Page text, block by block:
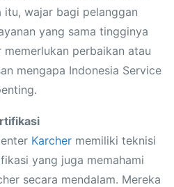
itu, wajar bagi pelanggan
yang sama tingginya
perbaikan atau
mengapa Indonesia Service
Karcher memiliki teknisi
yang juga memahami
secara mendalam. Mereka